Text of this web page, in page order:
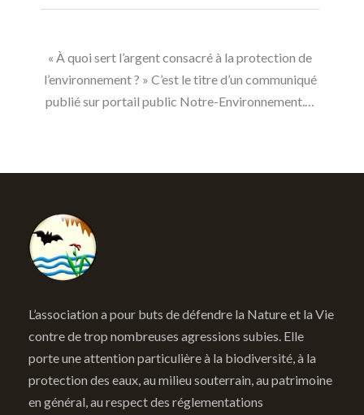
« À quoi sert l’argent consacré à la protection de
l’environnement ? » C’est le titre d’un communiqué
publié sur portail public Notre-Environnement.…
L’association a pour buts de défendre la Nature et la Vie
contre de trop nombreuses agressions subies. Elle
porte une attention particulière à la biodiversité, à la
protection des eaux, au milieu souterrain, au patrimoine
en général, au respect des réglementations